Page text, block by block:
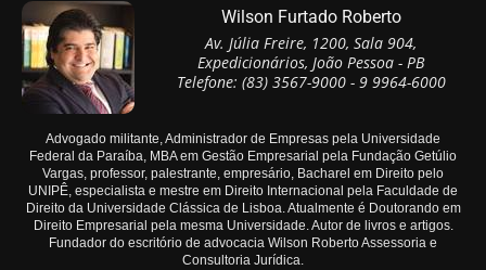
Wilson Furtado Roberto
Av. Júlia Freire, 1200, Sala 904,
Expedicionários, João Pessoa - PB
Telefone: (83) 3567-9000 - 9 9964-6000
Advogado militante, Administrador de Empresas pela Universidade
Federal da Paraíba, MBA em Gestão Empresarial pela Fundação Getúlio
Vargas, professor, palestrante, empresário, Bacharel em Direito pelo
UNIPÊ, especialista e mestre em Direito Internacional pela Faculdade de
Direito da Universidade Clássica de Lisboa. Atualmente é Doutorando em
Direito Empresarial pela mesma Universidade. Autor de livros e artigos.
Fundador do escritório de advocacia Wilson Roberto Assessoria e
Consultoria Jurídica.